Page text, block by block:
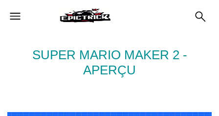
SUPER MARIO MAKER 2 -
APERÇU